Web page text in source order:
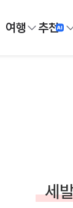
여행 추천
세